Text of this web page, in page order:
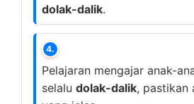
dolak-dalik.
4.
Pelajaran mengajar anak-
selalu dolak-dalik, pastikan